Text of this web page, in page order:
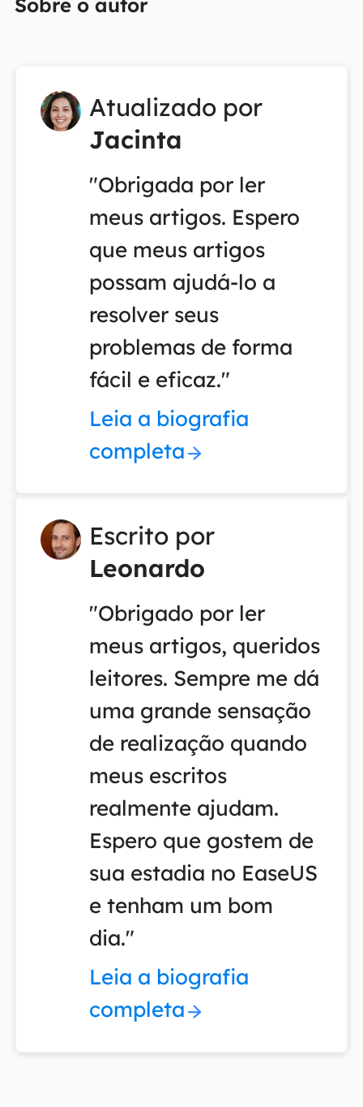
Sobre o autor
Atualizado por
Jacinta
"Obrigada por ler
meus artigos. Espero
que meus artigos
possam ajudá-lo a
resolver seus
problemas de forma
fácil e eficaz."
Leia a biografia
completa
Escrito por
Leonardo
"Obrigado por ler
meus artigos, queridos
leitores. Sempre me dá
uma grande sensação
de realização quando
meus escritos
realmente ajudam.
Espero que gostem de
sua estadia no EaseUS
e tenham um bom
dia."
Leia a biografia
completa